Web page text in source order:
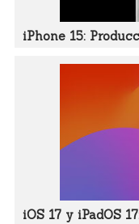
iPhone 15:
iOS 17 y iPadOS